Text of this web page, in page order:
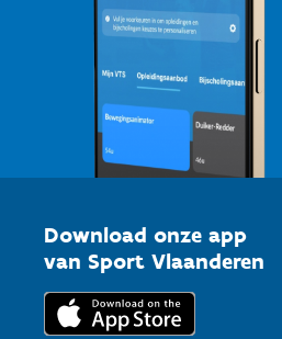
Download onze app
van Sport Vlaanderen